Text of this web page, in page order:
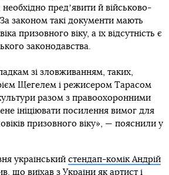
необхідно предʼявити й військово-
законом такі документи мають
призовного віку, а їх відсутність є
законодавства.
зі зловживанням, таких,
Щегелем і режисером Тарасом
разом з правоохоронними
ініціювати посилення вимог для
призовного віку», — пояснили у
український стендап-комік Андрій
що виїхав з України як артист і